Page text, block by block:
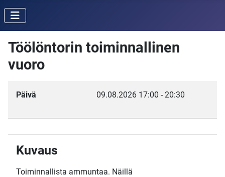
Töölöntorin toiminnallinen
vuoro
Päivä 09.08.2026 17:00 - 20:30
Kuvaus
Toiminnallista ammuntaa. Näillä